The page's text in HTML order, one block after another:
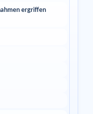
ergriffen